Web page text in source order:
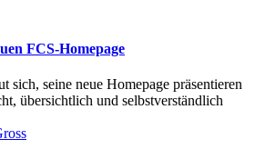
FCS-Homepage
sich, seine neue Homepage präsentieren
übersichtlich und selbstverständlich